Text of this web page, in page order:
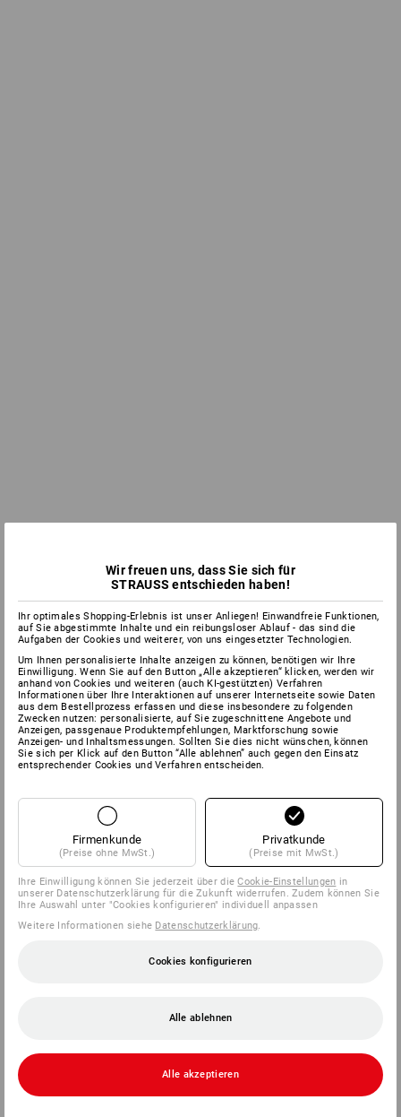
Wir freuen uns, dass Sie sich für
STRAUSS entschieden haben!
Ihr optimales Shopping-Erlebnis ist unser Anliegen! Einwandfreie Funktionen,
auf Sie abgestimmte Inhalte und ein reibungsloser Ablauf - das sind die
Aufgaben der Cookies und weiterer, von uns eingesetzter Technologien.
Um Ihnen personalisierte Inhalte anzeigen zu können, benötigen wir Ihre
Einwilligung. Wenn Sie auf den Button „Alle akzeptieren“ klicken, werden wir
anhand von Cookies und weiteren (auch KI-gestützten) Verfahren
Informationen über Ihre Interaktionen auf unserer Internetseite sowie Daten
aus dem Bestellprozess erfassen und diese insbesondere zu folgenden
Zwecken nutzen: personalisierte, auf Sie zugeschnittene Angebote und
Anzeigen, passgenaue Produktempfehlungen, Marktforschung sowie
Anzeigen- und Inhaltsmessungen. Sollten Sie dies nicht wünschen, können
Sie sich per Klick auf den Button “Alle ablehnen” auch gegen den Einsatz
entsprechender Cookies und Verfahren entscheiden.
Firmenkunde
(Preise ohne MwSt.)
Privatkunde
(Preise mit MwSt.)
Ihre Einwilligung können Sie jederzeit über dieCookie-Einstellungen in
unserer Datenschutzerklärung für die Zukunft widerrufen. Zudem können Sie
Ihre Auswahl unter "Cookies konfigurieren" individuell anpassen
Weitere Informationen siehe Datenschutzerklärung
Cookies konfigurieren
Alle ablehnen
Alle akzeptieren